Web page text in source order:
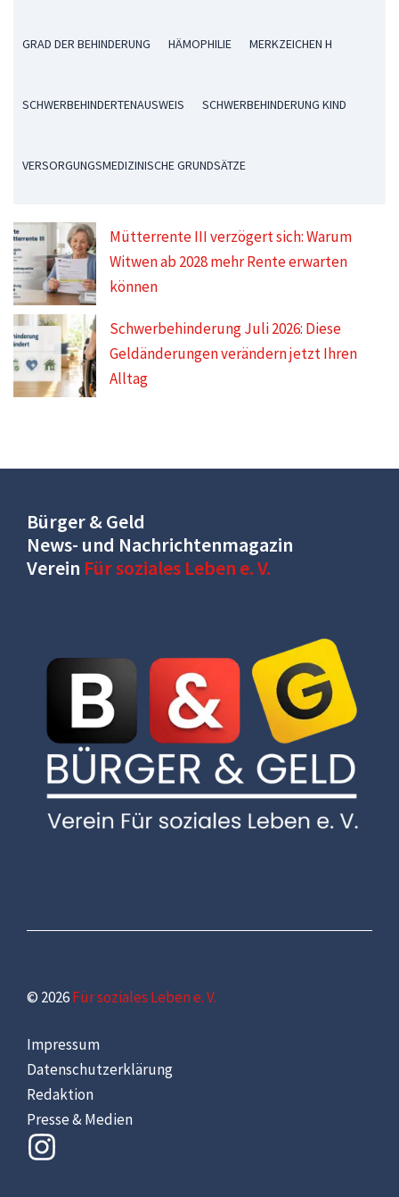
GRAD DER BEHINDERUNG HÄMOPHILIE MERKZEICHEN H
SCHWERBEHINDERTENAUSWEIS SCHWERBEHINDERUNG KIND
VERSORGUNGSMEDIZINISCHE GRUNDSÄTZE
Mütterrente III verzögert sich: Warum
Witwen ab 2028 mehr Rente erwarten
können
Schwerbehinderung Juli 2026: Diese
Geldänderungen verändern jetzt Ihren
Alltag
Bürger & Geld
News- und Nachrichtenmagazin
Verein Für soziales Leben e. V.
© 2026Für soziales Leben e. V.
Impressum
Datenschutzerklärung
Redaktion
Presse & Medien